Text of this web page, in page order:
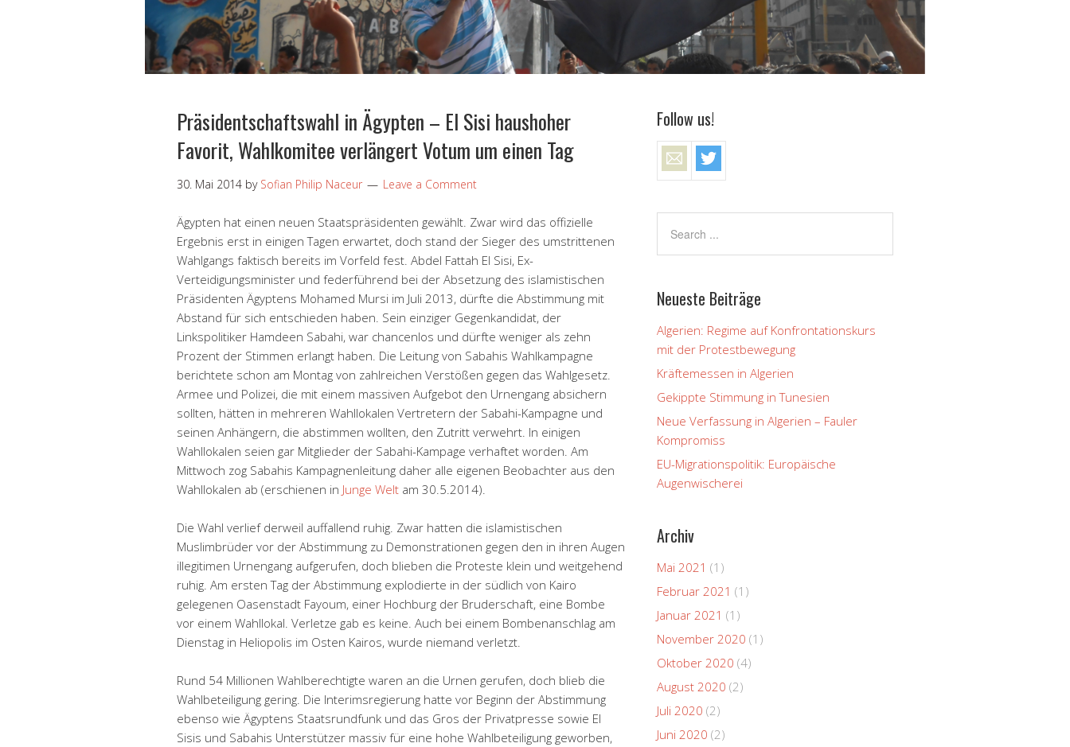
Präsidentschaftswahl in Ägypten – El Sisi haushoher
Favorit, Wahlkomitee verlängert Votum um einen Tag
30. Mai 2014 by Sofian Philip Naceur Leave a Comment
Ägypten hat einen neuen Staatspräsidenten gewählt. Zwar wird das offizielle
Ergebnis erst in einigen Tagen erwartet, doch stand der Sieger des umstrittenen
Wahlgangs faktisch bereits im Vorfeld fest. Abdel Fattah El Sisi, Ex-
Verteidigungsminister und federführend bei der Absetzung des islamistischen
Präsidenten Ägyptens Mohamed Mursi im Juli 2013, dürfte die Abstimmung mit
Abstand für sich entschieden haben. Sein einziger Gegenkandidat, der
Linkspolitiker Hamdeen Sabahi, war chancenlos und dürfte weniger als zehn
Prozent der Stimmen erlangt haben. Die Leitung von Sabahis Wahlkampagne
berichtete schon am Montag von zahlreichen Verstößen gegen das Wahlgesetz.
Armee und Polizei, die mit einem massiven Aufgebot den Urnengang absichern
sollten, hätten in mehreren Wahllokalen Vertretern der Sabahi-Kampagne und
seinen Anhängern, die abstimmen wollten, den Zutritt verwehrt. In einigen
Wahllokalen seien gar Mitglieder der Sabahi-Kampage verhaftet worden. Am
Mittwoch zog Sabahis Kampagnenleitung daher alle eigenen Beobachter aus den
Wahllokalen ab (erschienen in Junge Welt am 30.5.2014).
Die Wahl verlief derweil auffallend ruhig. Zwar hatten die islamistischen
Muslimbrüder vor der Abstimmung zu Demonstrationen gegen den in ihren Augen
illegitimen Urnengang aufgerufen, doch blieben die Proteste klein und weitgehend
ruhig. Am ersten Tag der Abstimmung explodierte in der südlich von Kairo
gelegenen Oasenstadt Fayoum, einer Hochburg der Bruderschaft, eine Bombe
vor einem Wahllokal. Verletze gab es keine. Auch bei einem Bombenanschlag am
Dienstag in Heliopolis im Osten Kairos, wurde niemand verletzt.
Rund 54 Millionen Wahlberechtigte waren an die Urnen gerufen, doch blieb die
Wahlbeteiligung gering. Die Interimsregierung hatte vor Beginn der Abstimmung
ebenso wie Ägyptens Staatsrundfunk und das Gros der Privatpresse sowie El
Sisis und Sabahis Unterstützer massiv für eine hohe Wahlbeteiligung geworben,
Follow us!
Neueste Beiträge
Algerien: Regime auf Konfrontationskurs
mit der Protestbewegung
Kräftemessen in Algerien
Gekippte Stimmung in Tunesien
Neue Verfassung in Algerien – Fauler
Kompromiss
EU-Migrationspolitik: Europäische
Augenwischerei
Archiv
Mai 2021 (1)
Februar 2021 (1)
Januar 2021 (1)
November 2020 (1)
Oktober 2020 (4)
August 2020 (2)
Juli 2020 (2)
Juni 2020 (2)